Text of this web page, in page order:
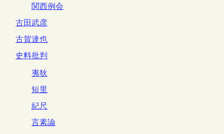
関西例会
古田武彦
古賀達也
史料批判
夷狄
短里
紀尺
言素論